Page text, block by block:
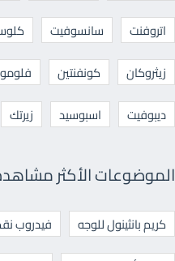
اتروفنت
سانسوفيت
زيثروكان
كونفنتين
ديبوفيت
اسبوسيد زيرتك
الموضوعات الأكثر
كريم بانثينول للوجه
فيدروب